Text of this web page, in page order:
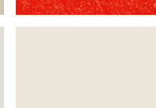
Linzer Bier Limited